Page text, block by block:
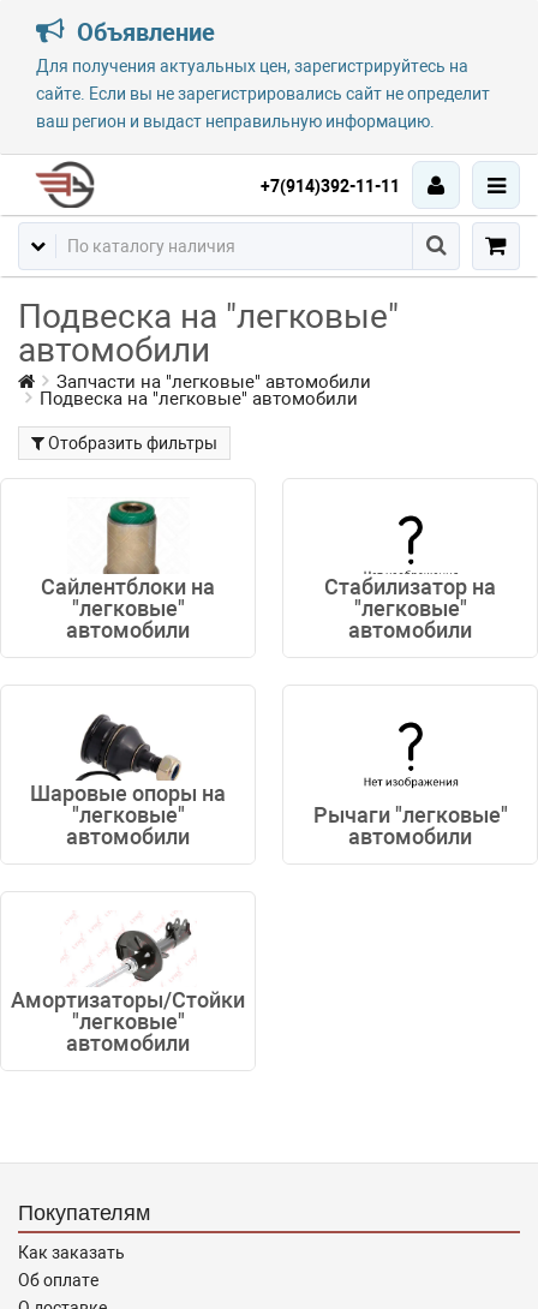
Объявление
Для получения актуальных цен, зарегистрируйтесь на
сайте. Если вы не зарегистрировались сайт не определит
ваш регион и выдаст неправильную информацию.
+7(914)392-11-11
Подвеска на "легковые"
автомобили
Запчасти на "легковые" автомобили
Подвеска на "легковые" автомобили
Отобразить фильтры
Сайлентблоки на
"легковые"
автомобили
Стабилизатор на
"легковые"
автомобили
Шаровые опоры на
"легковые"
автомобили
Рычаги "легковые"
автомобили
Амортизаторы/Стойки
"легковые"
автомобили
Покупателям
Как заказать
Об оплате